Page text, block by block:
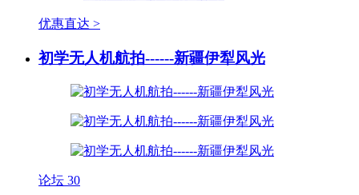
优惠直达 >
初学无人机航拍------新疆伊犁风光
论坛 30